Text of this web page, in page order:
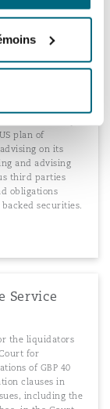
plan of
on its
and advising
third parties
obligations
securities.
Service
the liquidators
for
of GBP 40
clauses in
including the